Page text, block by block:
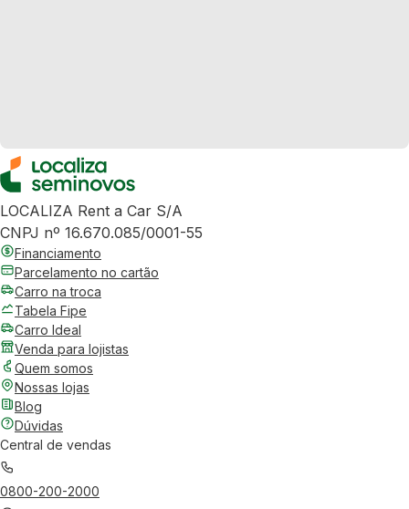
LOCALIZA Rent a Car S/A
CNPJ nº 16.670.085/0001-55
Financiamento
Parcelamento no cartão
Carro na troca
Tabela Fipe
Carro Ideal
Venda para lojistas
Quem somos
Nossas lojas
Blog
Dúvidas
Central de vendas
0800-200-2000